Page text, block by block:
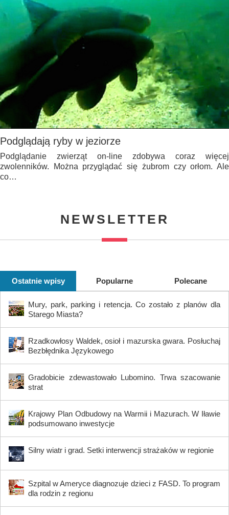
Podglądają ryby w jeziorze
Podglądanie zwierząt on-line zdobywa coraz więcej
zwolenników. Można przyglądać się żubrom czy orłom. Ale
co…
NEWSLETTER
Ostatnie wpisy Popularne Polecane
Mury, park, parking i retencja. Co zostało z planów dla
Starego Miasta?
Rzadkowłosy Waldek, osioł i mazurska gwara. Posłuchaj
Bezbłędnika Językowego
Gradobicie zdewastowało Lubomino. Trwa szacowanie
strat
Krajowy Plan Odbudowy na Warmii i Mazurach. W Iławie
podsumowano inwestycje
Silny wiatr i grad. Setki interwencji strażaków w regionie
Szpital w Ameryce diagnozuje dzieci z FASD. To program
dla rodzin z regionu